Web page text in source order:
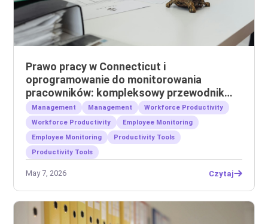
Prawo pracy w Connecticut i
oprogramowanie do monitorowania
pracowników: kompleksowy przewodnik
dla pracodawców
Management Management
Workforce Productivity
Workforce Productivity
Employee Monitoring
Employee Monitoring
Productivity Tools
Productivity Tools
May 7, 2026 Czytaj